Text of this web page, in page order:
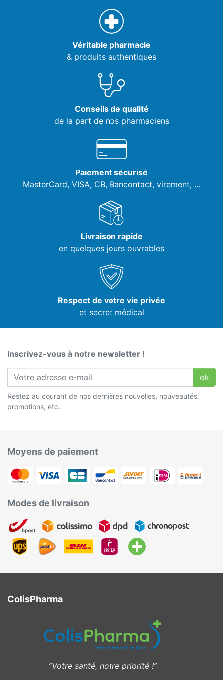
Véritable pharmacie
& produits authentiques
Conseils de qualité
de la part de nos pharmaciens
Paiement sécurisé
MasterCard, VISA, CB, Bancontact, virement, ...
Livraison rapide
en quelques jours ouvrables
Respect de votre vie privée
et secret médical
Inscrivez-vous à notre newsletter !
ok
Restez au courant de nos dernières nouvelles, nouveautés,
promotions, etc.
Moyens de paiement
Modes de livraison
ColisPharma
”Votre santé, notre priorité !”